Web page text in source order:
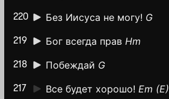
220 Без Иисуса не могу! G
219 Бог всегда прав Hm
218 Побеждай G
217 Все будет хорошо! Em (E)